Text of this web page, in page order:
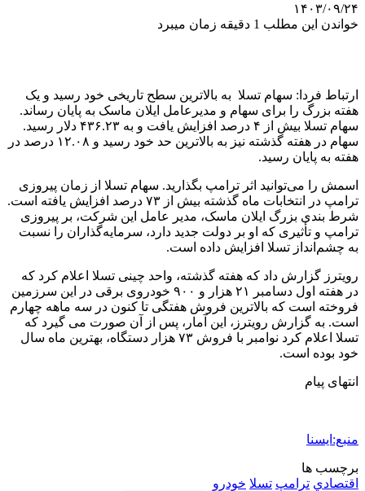
۱۴۰۳/۰۹/۲۴
خواندن این مطلب 1 دقیقه زمان میبرد
ارتباط فردا: سهام تسلا به بالاترین سطح تاریخی خود رسید و یک
هفته بزرگ را برای سهام و مدیرعامل ایلان ماسک به پایان رساند.
سهام تسلا بیش از ۴ درصد افزایش یافت و به ۴۳۶.۲۳ دلار رسید.
سهام در هفته گذشته نیز به بالاترین حد خود رسید و ۱۲.۰۸ درصد در
هفته به پایان رسید.
اسمش را می‌توانید اثر ترامپ بگذارید. سهام تسلا از زمان پیروزی
ترامپ در انتخابات ماه گذشته بیش از ۷۳ درصد افزایش یافته است.
شرط ‌بندی بزرگ ایلان ماسک، مدیر عامل این شرکت، بر پیروزی
ترامپ و تأثیری که او بر دولت جدید دارد، سرمایه‌گذاران را نسبت
به چشم‌انداز تسلا افزایش داده است.
رویترز گزارش داد که هفته گذشته، واحد چینی تسلا اعلام کرد که
در هفته اول دسامبر ۲۱ هزار و ۹۰۰ خودروی برقی در این سرزمین
فروخته است که بالاترین فروش هفتگی تا کنون در سه ماهه چهارم
است. به گزارش رویترز، این آمار، پس از آن صورت می گیرد که
تسلا اعلام کرد نوامبر با فروش ۷۳ هزار دستگاه، بهترین ماه سال
خود بوده است.
انتهای پیام
منبع:ایسنا
برچسب ها
اقتصادي ترامپ تسلا خودرو